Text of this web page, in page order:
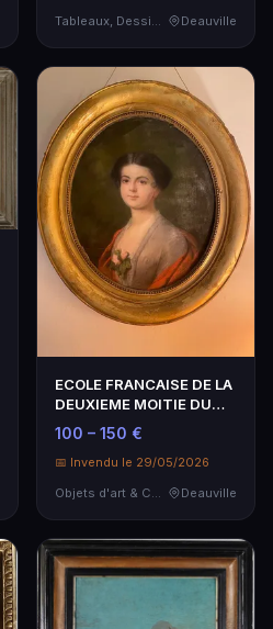
Tableaux, Dessins & Estampes
Deauville
ECOLE FRANCAISE DE LA
DEUXIEME MOITIE DU
XIXEME SIECLE Portr…
100 – 150 €
📅 Invendu le 29/05/2026
Objets d'art & Curiosités
Deauville